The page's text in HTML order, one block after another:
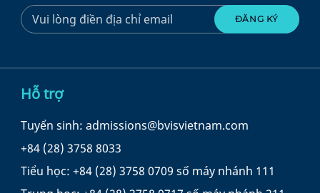
Hỗ trợ
Tuyển sinh: admissions@bvisvietnam.com
+84 (28) 3758 8033
Tiểu học: +84 (28) 3758 0709 số máy nhánh 111